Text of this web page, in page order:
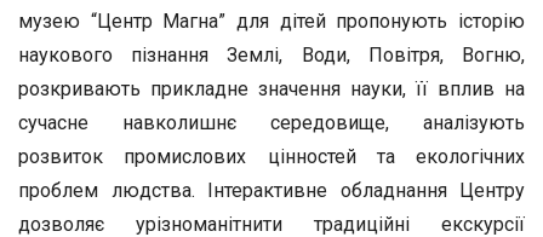
музею “Центр Магна” для дітей пропонують історію
наукового пізнання Землі, Води, Повітря, Вогню,
розкривають прикладне значення науки, її вплив на
сучасне навколишнє середовище, аналізують
розвиток промислових цінностей та екологічних
проблем людства. Інтерактивне обладнання Центру
дозволяє урізноманітнити традиційні екскурсії